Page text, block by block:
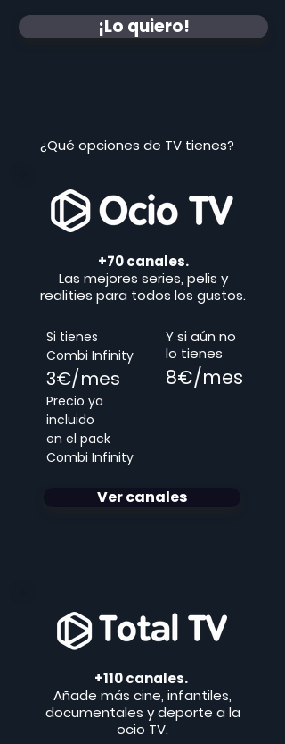
¡Lo quiero!
¿Qué opciones de TV tienes?
+70 canales.
Las mejores series, pelis y
realities para todos los gustos.
Si tienes
Combi Infinity
3€/mes
Precio ya
incluido
en el pack
Combi Infinity
Y si aún no
lo tienes
8€/mes
Ver canales
+110 canales.
Añade más cine, infantiles,
documentales y deporte a la
ocio TV.